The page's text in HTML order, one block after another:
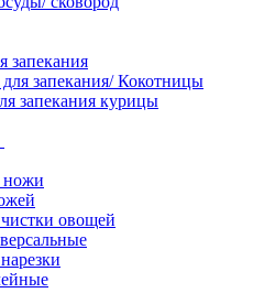
запекания
запекания/ Кокотницы
запекания курицы
ножи
овощей